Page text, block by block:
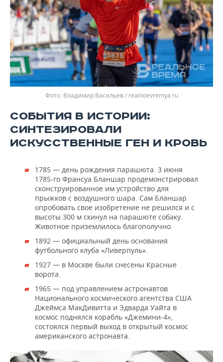
Владимир Васильев / realnoevremya.ru
СОБЫТИЯ В ИСТОРИИ:
СИНТЕЗИРОВАЛИ
ИСКУССТВЕННЫЕ ГЕН И КРОВЬ
1785 — день рождения парашюта. 3 июня
1785-го Франсуа Бланшар продемонстрировал
сконструированное им устройство для
прыжков с воздушного шара. Сам Бланшар
опробовать свое изобретение не решился и с
высоты 300 м скинул на парашюте собаку.
Животное приземлилось благополучно.
1892 — официальный день основания
футбольного клуба «Ливерпуль».
1927 — в Москве были снесены Красные
ворота.
1965 — под управлением астронавтов
Национального космического агентства США
Джеймса МакДивитта и Эдварда Уайта в
космос поднялся корабль «Джемини-4»,
состоялся первый выход в открытый космос
американского астронавта.